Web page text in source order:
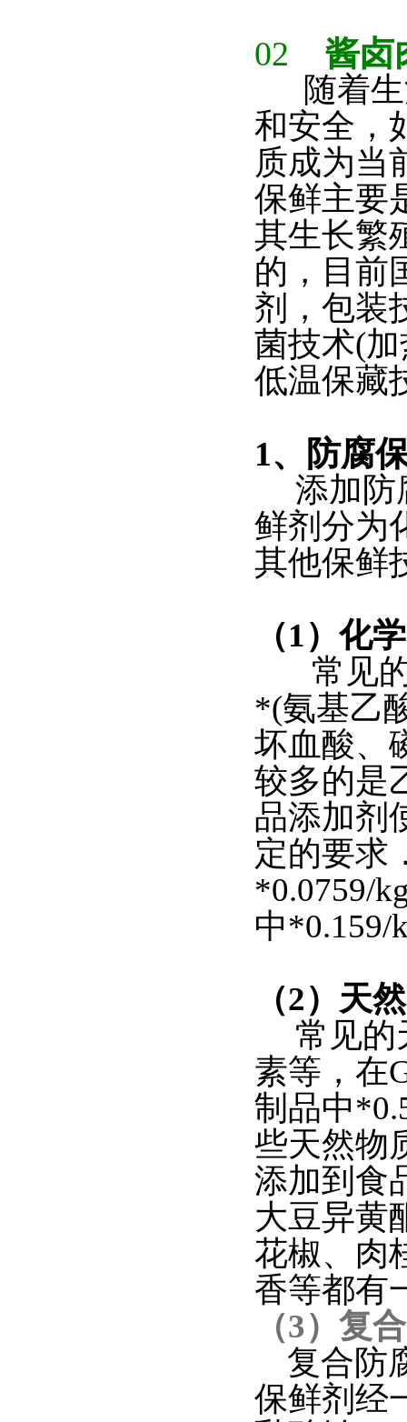
02 酱卤
随着生
和安全，
质成为当
保鲜主要
其生长繁
的，目前
剂，包装
菌技术(
低温保藏
1、防腐
添加防
鲜剂分为
其他保鲜
（1）化
常见的
*(氨基乙
坏血酸、
较多的是
品添加剂
定的要求
*0.0759/
中*0.159/
（2）天
常见的
素等，在
制品中
些天然物
添加到食
大豆异黄
花椒、肉
香等都有
（3）复
复合防
保鲜剂经